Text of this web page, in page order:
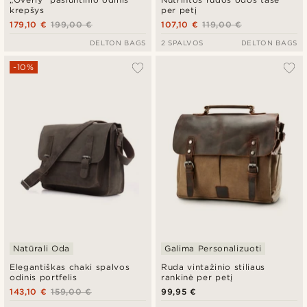
krepšys
199,00 €
179,10 €
DELTON BAGS
per petį
119,00 €
107,10 €
2 SPALVOS DELTON BAGS
Elegantiškas chaki spalvos
odinis portfelis
-10%
Natūrali Oda
159,00 €
143,10 €
Ruda vintažinio stiliaus
rankinė per petį
Galima Personalizuoti
99,95 €